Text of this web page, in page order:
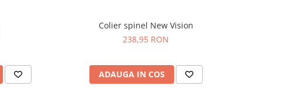
Colier spinel New Vision
238,95 RON
ADAUGA IN COS